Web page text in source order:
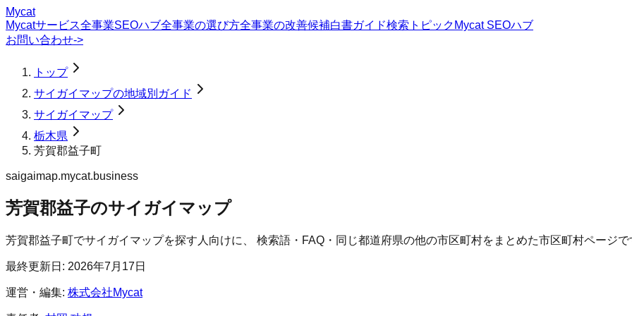
Mycat
Mycatサービス全事業SEOハブ全事業の選び方全事業の改善候補白書ガイド検索トピック Mycat SEOハブ
お問い合わせ->
トップ
サイガイマップの地域別ガイド
サイガイマップ
栃木県
芳賀郡益子町
saigaimap.mycat.business
芳賀郡益子のサイガイマップ
芳賀郡益子町でサイガイマップを探す人向けに、 検索語・FAQ・同じ都道府県の他の市区町村をまとめた市区町村ページで
最終更新日: 2026年7月17日
運営・編集: 株式会社Mycat